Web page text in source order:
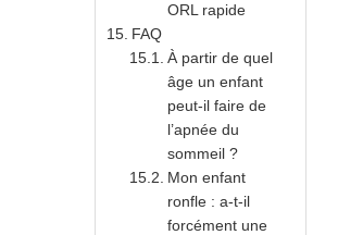
ORL rapide
FAQ
À partir de quel
âge un enfant
peut-il faire de
l’apnée du
sommeil ?
Mon enfant
ronfle : a-t-il
forcément une